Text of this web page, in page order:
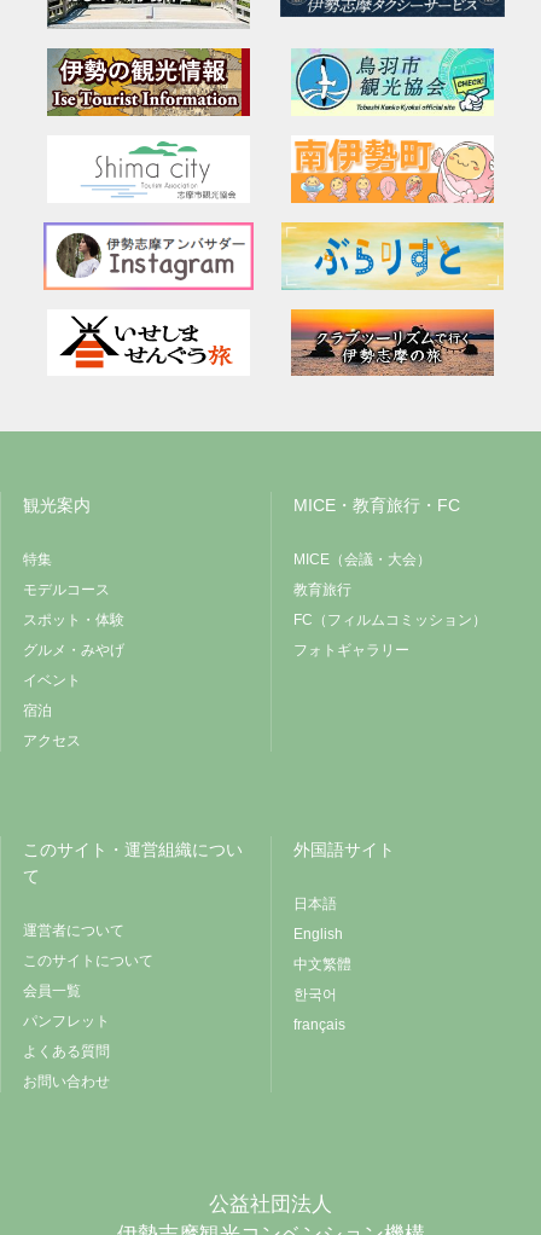
観光案内
特集
モデルコース
スポット・体験
グルメ・みやげ
イベント
宿泊
アクセス
MICE・教育旅行・FC
MICE（会議・大会）
教育旅行
FC（フィルムコミッション）
フォトギャラリー
このサイト・運営組織につい
て
運営者について
このサイトについて
会員一覧
パンフレット
よくある質問
お問い合わせ
外国語サイト
日本語
English
中文繁體
한국어
français
公益社団法人